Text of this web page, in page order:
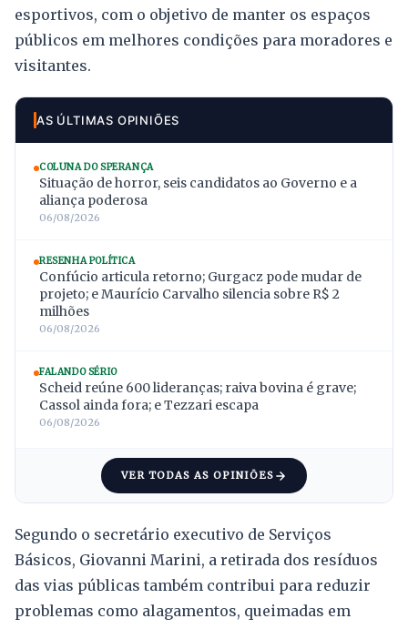
esportivos, com o objetivo de manter os espaços
públicos em melhores condições para moradores e
visitantes.
AS ÚLTIMAS OPINIÕES
COLUNA DO SPERANÇA
Situação de horror, seis candidatos ao Governo e a
aliança poderosa
06/08/2026
RESENHA POLÍTICA
Confúcio articula retorno; Gurgacz pode mudar de
projeto; e Maurício Carvalho silencia sobre R$ 2
milhões
06/08/2026
FALANDO SÉRIO
Scheid reúne 600 lideranças; raiva bovina é grave;
Cassol ainda fora; e Tezzari escapa
06/08/2026
VER TODAS AS OPINIÕES
Segundo o secretário executivo de Serviços
Básicos, Giovanni Marini, a retirada dos resíduos
das vias públicas também contribui para reduzir
problemas como alagamentos, queimadas em